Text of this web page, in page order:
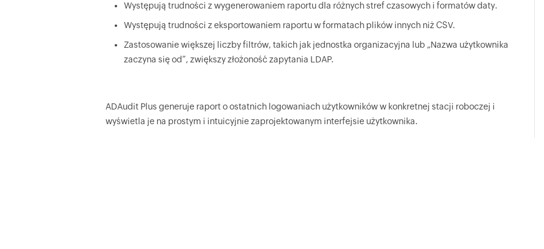
Występują trudności z wygenerowaniem raportu dla różnych stref czasowych i formatów daty.
Występują trudności z eksportowaniem raportu w formatach plików innych niż CSV.
Zastosowanie większej liczby filtrów, takich jak jednostka organizacyjna lub „Nazwa użytkownika
zaczyna się od”, zwiększy złożoność zapytania LDAP.
ADAudit Plus generuje raport o ostatnich logowaniach użytkowników w konkretnej stacji roboczej i
wyświetla je na prostym i intuicyjnie zaprojektowanym interfejsie użytkownika.